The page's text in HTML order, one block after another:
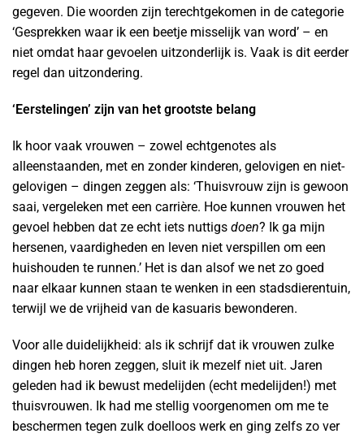
gegeven. Die woorden zijn terechtgekomen in de categorie
‘Gesprekken waar ik een beetje misselijk van word’ – en
niet omdat haar gevoelen uitzonderlijk is. Vaak is dit eerder
regel dan uitzondering.
‘Eerstelingen’ zijn van het grootste belang
Ik hoor vaak vrouwen – zowel echtgenotes als
alleenstaanden, met en zonder kinderen, gelovigen en niet-
gelovigen – dingen zeggen als: ‘Thuisvrouw zijn is gewoon
saai, vergeleken met een carrière. Hoe kunnen vrouwen het
gevoel hebben dat ze echt iets nuttigs doen? Ik ga mijn
hersenen, vaardigheden en leven niet verspillen om een
huishouden te runnen.’ Het is dan alsof we net zo goed
naar elkaar kunnen staan te wenken in een stadsdierentuin,
terwijl we de vrijheid van de kasuaris bewonderen.
Voor alle duidelijkheid: als ik schrijf dat ik vrouwen zulke
dingen heb horen zeggen, sluit ik mezelf niet uit. Jaren
geleden had ik bewust medelijden (echt medelijden!) met
thuisvrouwen. Ik had me stellig voorgenomen om me te
beschermen tegen zulk doelloos werk en ging zelfs zo ver